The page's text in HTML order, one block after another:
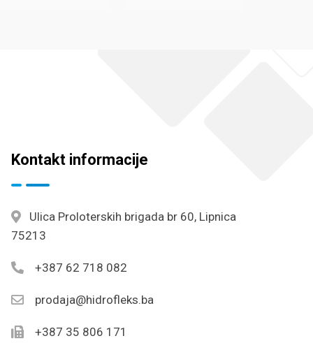
Kontakt informacije
Ulica Proloterskih brigada br 60, Lipnica
75213
+387 62 718 082
prodaja@hidrofleks.ba
+387 35 806 171